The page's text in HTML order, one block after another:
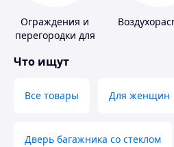
Ограждения и
перегородки для
туалета
Что ищут
Все товары Для женщин
Дверь багажника со стеклом